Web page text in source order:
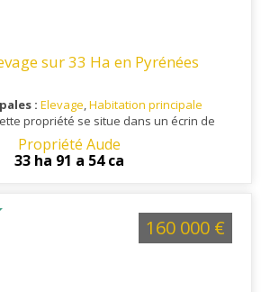
sur 33 Ha en Pyrénées
: Elevage,Habitation principale
propriété se situe dans un écrin de
de minutes d'une ville toutes
Propriété Aude
33 ha 91 a 54 ca
160 000 €